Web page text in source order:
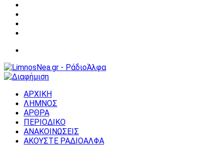
ΑΡΧΙΚΗ
ΛΗΜΝΟΣ
ΑΡΘΡΑ
ΠΕΡΙΟΔΙΚΟ
ΑΝΑΚΟΙΝΩΣΕΙΣ
ΑΚΟΥΣΤΕ ΡΑΔΙΟΑΛΦΑ